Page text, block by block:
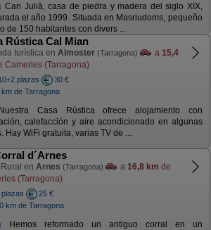
Can Julià, casa de piedra y madera del siglo XIX,
el año 1999. Situada en Masriudoms, pequeño
de 150 habitantes con divers ...
Rústica Cal Mian
turística en Almoster (Tarragona) a 15,4
Camerles (Tarragona)
plazas
30 €
km de Tarragona
Casa Rústica ofrece alojamiento con
calefacción y aire acondicionado en algunas
Hay WiFi gratuita, varias TV de ...
d´Arnes
en Arnes (Tarragona) a 16,8 km de
(Tarragona)
plazas
25 €
km de Tarragona
Hemos reformado un antiguo corral en un